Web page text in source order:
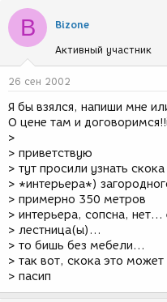
B Bizone
Активный участник
26 сен 2002
Я бы взялся, напиши мне
О цене там и
>
> приветствую
> тут просили узнать
> *интерьера*)
> примерно 350 метров
> интерьера, сопсна,
> лестница(ы)...
> то бишь без мебели...
> так вот, скока это может
> пасип